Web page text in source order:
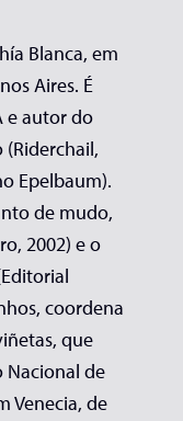
Blanca, em
Aires. É
e autor do
Epelbaum).
de mudo,
2002) e o
coordena
que
de
Venecia, de